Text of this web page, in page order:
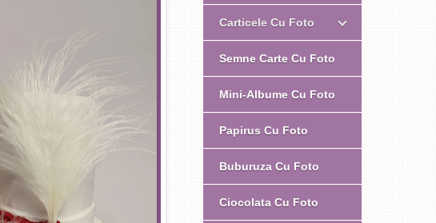
Carticele Cu Foto
Semne Carte Cu Foto
Mini-Albume Cu Foto
Papirus Cu Foto
Buburuza Cu Foto
Ciocolata Cu Foto